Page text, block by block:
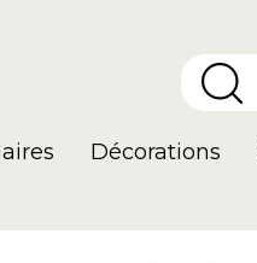
Décorations